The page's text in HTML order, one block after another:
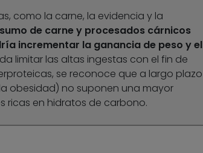
como la carne, la evidencia y la
de carne y procesados cárnicos
incrementar la ganancia de peso y el
limitar las altas ingestas con el fin de
se reconoce que a largo plazo
obesidad) no suponen una mayor
ricas en hidratos de carbono.